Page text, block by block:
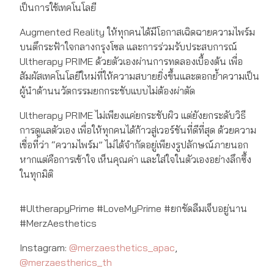
เป็นการใช้เทคโนโลยี
Augmented Reality ให้ทุกคนได้มีโอกาสเฉิดฉายความไพร์ม
บนตึกระฟ้าใจกลางกรุงโซล และการร่วมรับประสบการณ์
Ultherapy PRIME ด้วยตัวเองผ่านการทดลองเบื้องต้น เพื่อ
สัมผัสเทคโนโลยีใหม่ที่ให้ความสบายยิ่งขึ้นและตอกย้ำความเป็น
ผู้นำด้านนวัตกรรมยกกระชับแบบไม่ต้องผ่าตัด
Ultherapy PRIME ไม่เพียงแค่ยกระชับผิว แต่ยังยกระดับวิธี
การดูแลตัวเอง เพื่อให้ทุกคนได้ก้าวสู่เวอร์ชันที่ดีที่สุด ด้วยความ
เชื่อที่ว่า “ความไพร์ม” ไม่ได้จำกัดอยู่เพียงรูปลักษณ์ภายนอก
หากแต่คือการเข้าใจ เห็นคุณค่า และใส่ใจในตัวเองอย่างลึกซึ้ง
ในทุกมิติ
#UltherapyPrime #LoveMyPrime #ยกชัดลืมเจ็บอยู่นาน
#MerzAesthetics
Instagram: @merzaesthetics_apac,
@merzaestherics_th